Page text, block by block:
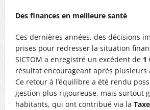
Des finances en meilleure santé
Ces dernières années, des décisions
prises pour redresser la situation
SICTOM a enregistré un excédent de 1
résultat encourageant après plusieurs
Ce retour à l’équilibre a été rendu
gestion plus rigoureuse, mais surtout
habitants, qui ont contribué via la